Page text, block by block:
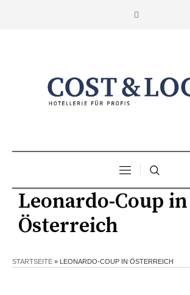
Leonardo-Coup in
Österreich
STARTSEITE » LEONARDO-COUP IN ÖSTERREICH